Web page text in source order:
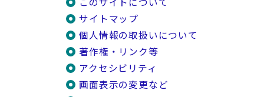
サイトマップ
個人情報の取扱いについて
著作権・リンク等
アクセシビリティ
画面表示の変更など